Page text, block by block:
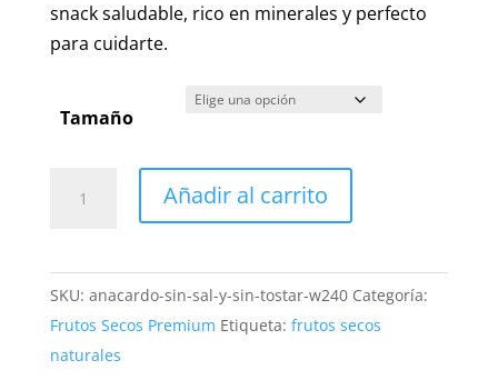
snack saludable, rico en minerales y perfecto
para cuidarte.
Tamaño
Crudos
240
|
Snack
**Increíble**
Añadir al carrito
SKU: anacardo-sin-sal-y-sin-tostar-w240 Categoría:
Frutos Secos Premium Etiqueta: frutos secos
naturales